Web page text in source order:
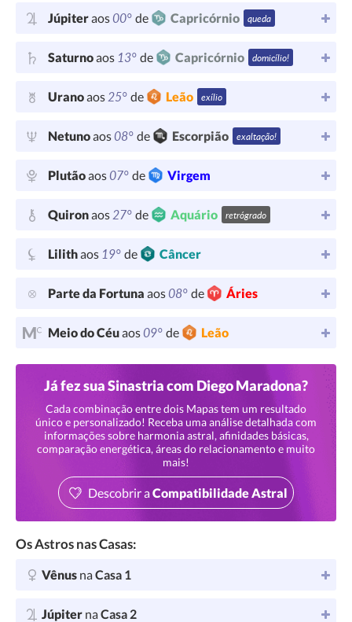
Júpiteraos00° de Capricórnio queda
Saturnoaos 13° de Capricórnio domicílio!
Uranoaos25° de Leão exílio
Netunoaos08° de Escorpião exaltação!
Plutãoaos07° de Virgem
Quironaos27° de Aquário retrógrado
Lilithaos 19° de Câncer
Parte da Fortuna aos08° de Áries
Meio do Céuaos09° de Leão
Já fez sua Sinastria com Diego Maradona?
Cada combinação entre dois Mapas tem um resultado
único e personalizado! Receba uma análise detalhada com
informações sobre harmonia astral, afinidades básicas,
comparação energética, áreas do relacionamento e muito
mais!
Descobrir aCompatibilidade Astral
Os Astros nas Casas:
Vênus naCasa 1
Júpiter naCasa 2